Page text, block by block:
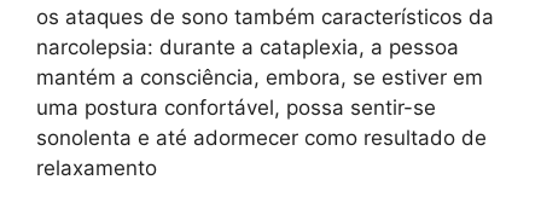
os ataques de sono também característicos da
narcolepsia: durante a cataplexia, a pessoa
mantém a consciência, embora, se estiver em
uma postura confortável, possa sentir-se
sonolenta e até adormecer como resultado de
relaxamento